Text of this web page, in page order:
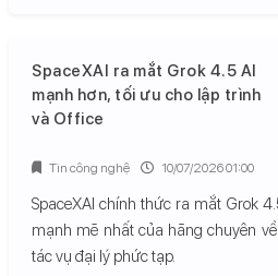
SpaceXAI ra mắt Grok 4.5 AI
mạnh hơn, tối ưu cho lập trình
và Office
SpaceXAI chính thức ra mắt Grok
mạnh mẽ nhất của hãng chuyên
tác vụ đại lý phức tạp.
Tin công nghệ 10/07/2026 01:00